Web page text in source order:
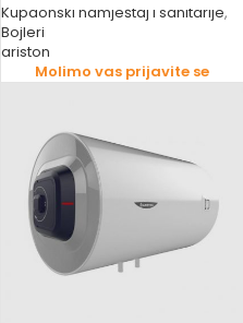
Kupaonski namještaj i sanitarije,
Bojleri
ariston
Molimo vas prijavite se